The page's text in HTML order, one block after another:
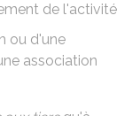
de l'activité
ou d'une
association